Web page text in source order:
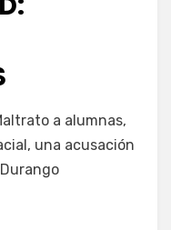
a alumnas,
una acusación